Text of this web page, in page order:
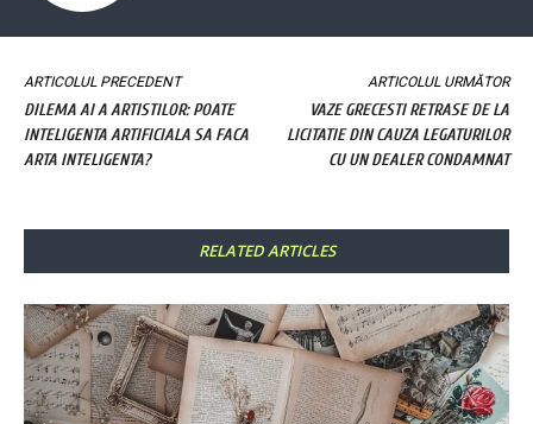
ARTICOLUL PRECEDENT
DILEMA AI A ARTISTILOR: POATE
INTELIGENTA ARTIFICIALA SA FACA
ARTA INTELIGENTA?
ARTICOLUL URMĂTOR
VAZE GRECESTI RETRASE DE LA
LICITATIE DIN CAUZA LEGATURILOR
CU UN DEALER CONDAMNAT
RELATED ARTICLES